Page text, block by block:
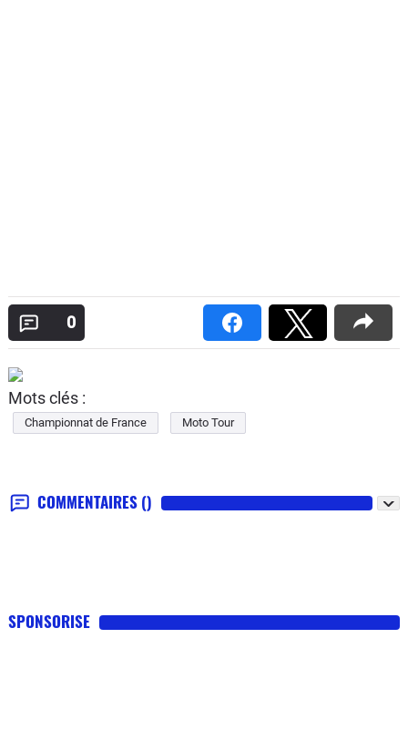
0
Mots clés :
Championnat de France Moto Tour
COMMENTAIRES ()
SPONSORISE